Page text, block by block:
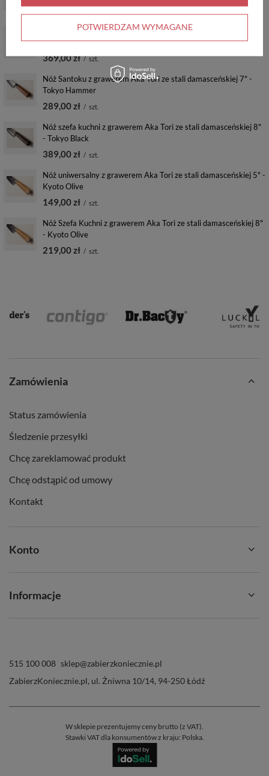
219,00 zł
Nóż Santoku z grawerem Aka Tori ze stali damasceńskiej 7" -
Tokyo Black
369,00 zł / szt.
Nóż Santoku z grawerem Aka Tori ze stali damasceńskiej 7" -
Tokyo Hammer
289,00 zł / szt.
Nóż szefa kuchni z grawerem Aka Tori ze stali damasceńskiej 8"
- Tokyo Black
389,00 zł / szt.
Nóż uniwersalny z grawerem Aka Tori ze stali damasceńskiej 5" -
Kyoto Olive
149,00 zł / szt.
Nóż Szefa Kuchni z grawerem Aka Tori ze stali damasceńskiej 8"
- Kyoto Olive
219,00 zł / szt.
Zamówienia
Status zamówienia
Śledzenie przesyłki
Chcę zareklamować produkt
Chcę odstąpić od umowy
Kontakt
Konto
Informacje
515 100 008 sklep@zabierzkoniecznie.pl
ZabierzKoniecznie.pl, ul. Żniwna 10/14, 94-250Łódź
W sklepie prezentujemy ceny brutto (z VAT).
Stawki VAT dla konsumentów z kraju: Polska.
POTWIERDZAM WYMAGANE